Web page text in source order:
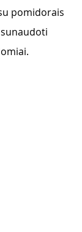
pomidorais